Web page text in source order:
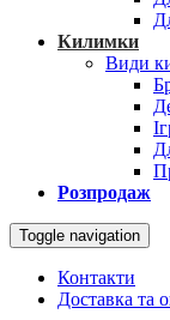
Килимки
Види
Розпродаж
Toggle navigation
Контакти
Доставка та